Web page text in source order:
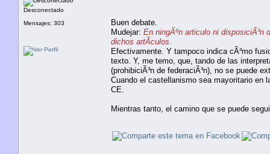
Desconectado
Mensajes: 303
Buen debate.
Mudejar: En ningÃºn articulo ni
dichos artÃ­culos.
Efectivamente. Y tampoco indica cÃ³mo
texto. Y, me temo, que, tando de las
(prohibiciÃ³n de federaciÃ³n), no se puede
Cuando el castellanismo sea mayoritario en
CE.
Mientras tanto, el camino que se puede